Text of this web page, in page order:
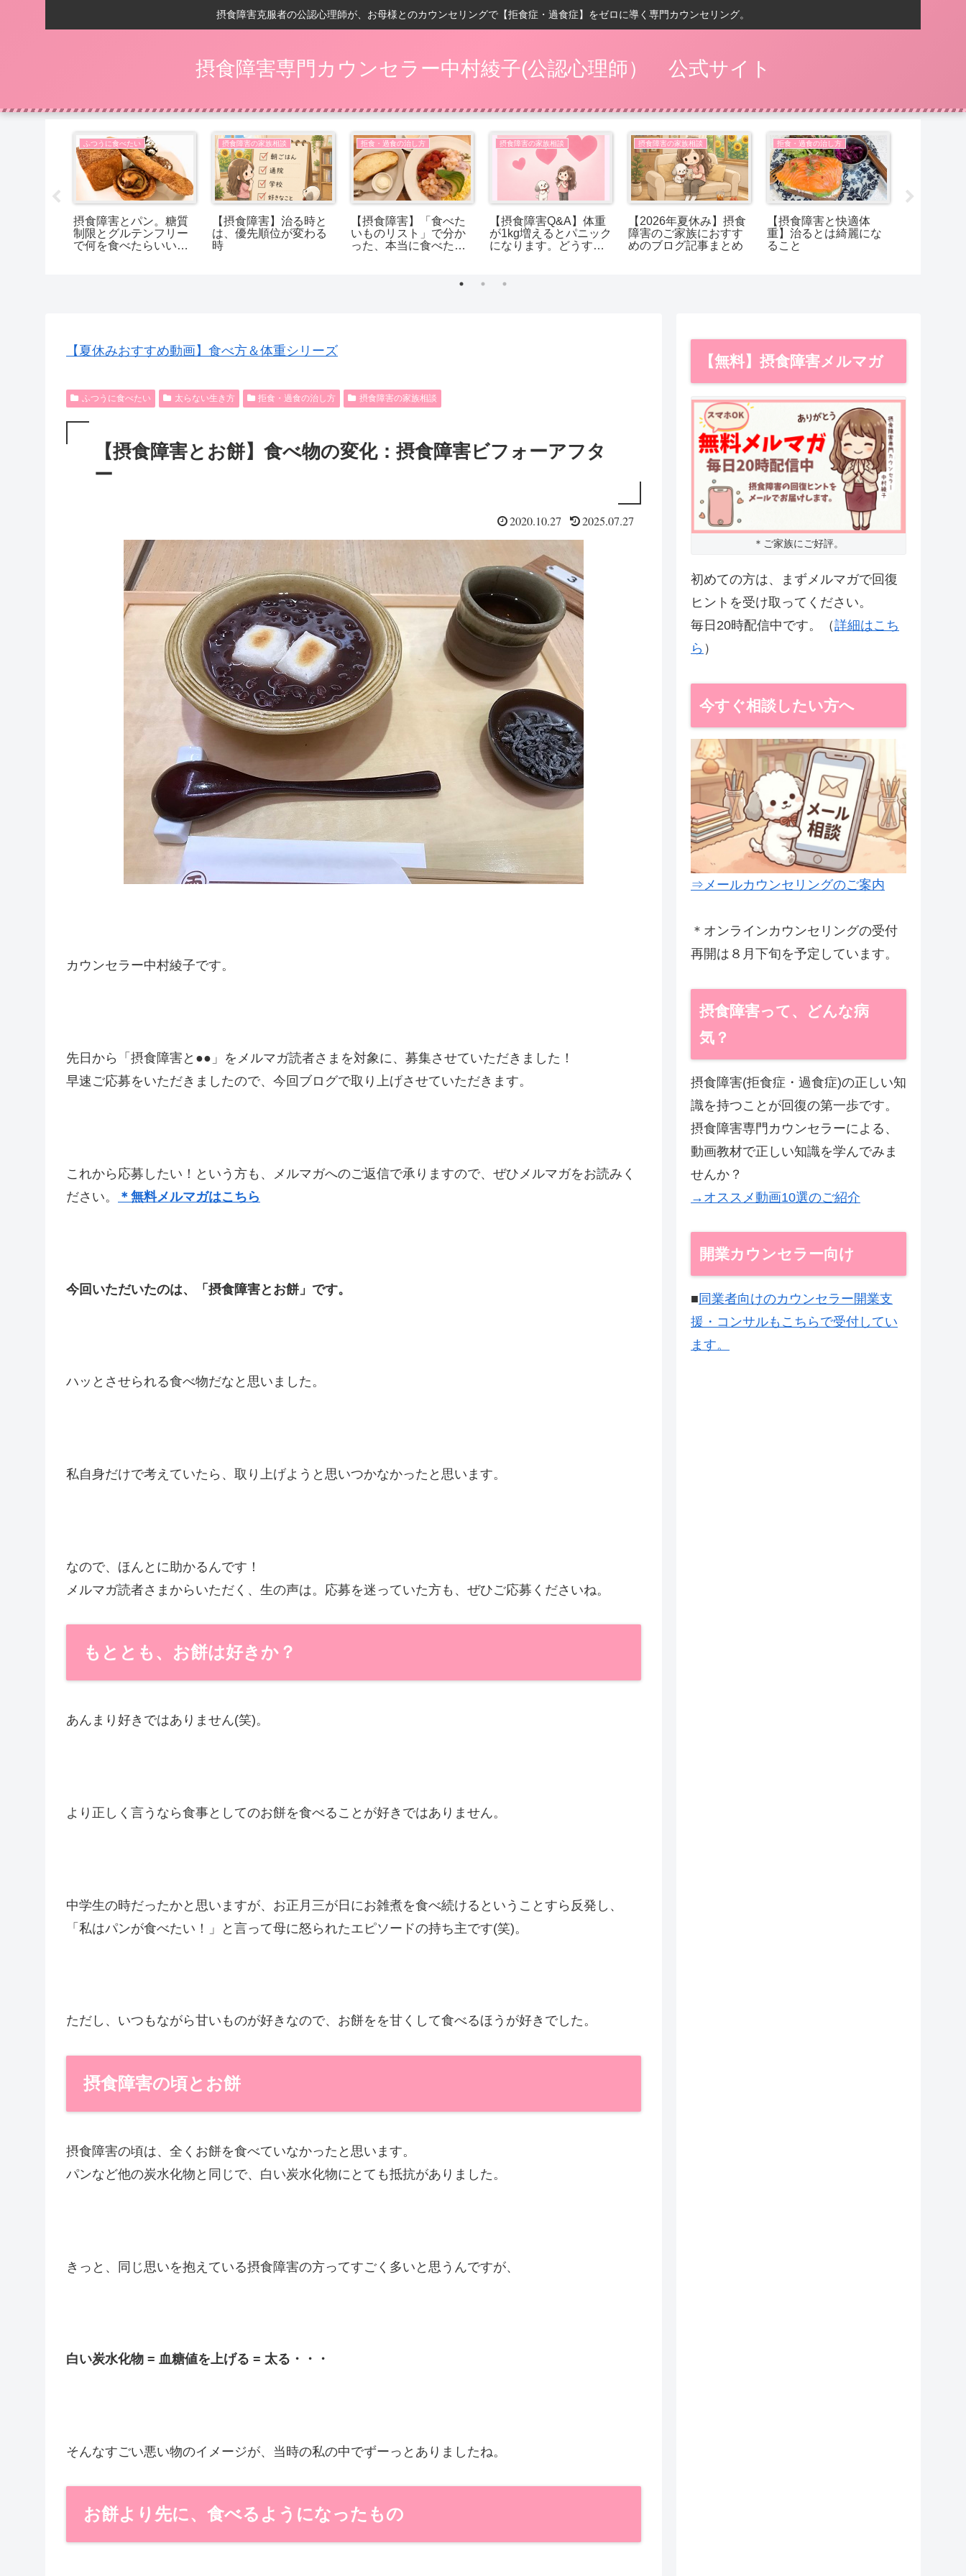
摂食障害克服者の公認心理師が、お母様とのカウンセリングで【拒食症・過食症】をゼロに導く専門カウンセリング。
摂食障害専門カウンセラー中村綾子(公認心理師） 公式サイト
ふつうに食べたい
摂食障害とパン。糖質
制限とグルテンフリー
で何を食べたらいいか
摂食障害の家族相談
【摂食障害】治る時と
は、優先順位が変わる
時
拒食・過食の治し方
【摂食障害】「食べた
いものリスト」で分か
った、本当に食べたか
摂食障害の家族相談
【摂食障害Q&A】体重
が1kg増えるとパニック
になります。どうすれ
摂食障害の家族相談
【2026年夏休み】摂食
障害のご家族におすす
めのブログ記事まとめ
拒食・過食の治し方
【摂食障害と快適体
重】治るとは綺麗にな
ること
【夏休みおすすめ動画】食べ方＆体重シリーズ
ふつうに食べたい 太らない生き方 拒食・過食の治し方 摂食障害の家族相談
【摂食障害とお餅】食べ物の変化：摂食障害ビフォーアフタ
ー
2020.10.27 2025.07.27
カウンセラー中村綾子です。
先日から「摂食障害と●●」をメルマガ読者さまを対象に、募集させていただきました！
早速ご応募をいただきましたので、今回ブログで取り上げさせていただきます。
これから応募したい！という方も、メルマガへのご返信で承りますので、ぜひメルマガをお読みく
ださい。
＊無料メルマガはこちら
今回いただいたのは、「摂食障害とお餅」です。
ハッとさせられる食べ物だなと思いました。
私自身だけで考えていたら、取り上げようと思いつかなかったと思います。
なので、ほんとに助かるんです！
メルマガ読者さまからいただく、生の声は。応募を迷っていた方も、ぜひご応募くださいね。
もととも、お餅は好きか？
あんまり好きではありません(笑)。
より正しく言うなら食事としてのお餅を食べることが好きではありません。
中学生の時だったかと思いますが、お正月三が日にお雑煮を食べ続けるということすら反発し、
「私はパンが食べたい！」と言って母に怒られたエピソードの持ち主です(笑)。
ただし、いつもながら甘いものが好きなので、お餅をを甘くして食べるほうが好きでした。
摂食障害の頃とお餅
摂食障害の頃は、全くお餅を食べていなかったと思います。
パンなど他の炭水化物と同じで、白い炭水化物にとても抵抗がありました。
きっと、同じ思いを抱えている摂食障害の方ってすごく多いと思うんですが、
白い炭水化物 = 血糖値を上げる = 太る・・・
そんなすごい悪い物のイメージが、当時の私の中でずーっとありましたね。
お餅より先に、食べるようになったもの
【無料】摂食障害メルマガ
＊ご家族にご好評。
初めての方は、まずメルマガで回復
ヒントを受け取ってください。
毎日20時配信中です。（詳細はこち
ら ）
今すぐ相談したい方へ
⇒メールカウンセリングのご案内
＊オンラインカウンセリングの受付
再開は８月下旬を予定しています。
摂食障害って、どんな病
気？
摂食障害(拒食症・過食症)の正しい知
識を持つことが回復の第一歩です。
摂食障害専門カウンセラーによる、
動画教材で正しい知識を学んでみま
せんか？
→オススメ動画10選のご紹介
開業カウンセラー向け
■ 同業者向けのカウンセラー開業支
援・コンサルもこちらで受付してい
ます。